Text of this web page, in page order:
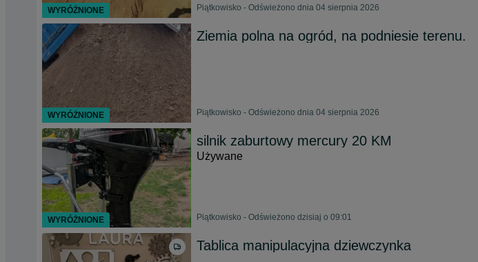
Piątkowisko - Odświeżono dnia 04 sierpnia 2026
Ziemia polna na ogród, na podniesie terenu.
Piątkowisko - Odświeżono dnia 04 sierpnia 2026
silnik zaburtowy mercury 20 KM
Używane
Piątkowisko - Odświeżono dzisiaj o 09:01
Tablica manipulacyjna dziewczynka
WYRÓŻNIONE
WYRÓŻNIONE
WYRÓŻNIONE